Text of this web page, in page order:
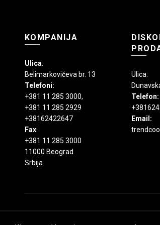
KOMPANIJA
Ulica:
Belimarkovićeva br. 13
Telefoni:
+381 11 285 3000,
+381 11 285 2929
+38162422647
Fax:
+381 11 285 3000
11000 Beograd
Srbija
Ulica:
Telefon:
Email: